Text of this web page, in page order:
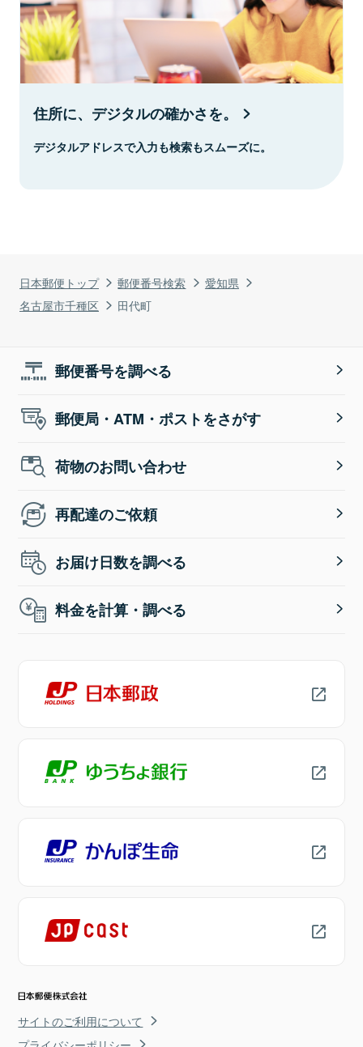
日本郵便トップ 郵便番号検索
愛知県
名古屋市千種区
田代町
住所に、デジタルの確かさを。
デジタルアドレスで入力も検索もスムーズに。
郵便番号を調べる
郵便局・ATM・ポストをさがす
荷物のお問い合わせ
再配達のご依頼
お届け日数を調べる
料金を計算・調べる
サイトのご利用について